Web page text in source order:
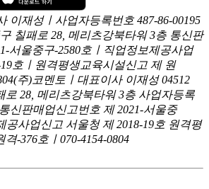
이재성ㅣ사업자등록번호 487-86-00195
칠패로 28, 메리츠강북타워 3층 통신판
서울중구-2580호ㅣ직업정보제공사업
호ㅣ원격평생교육시설신고 제 원
(주)코멘토ㅣ대표이사 이재성 04512
로 28, 메리츠강북타워 3층 사업자등록
신판매업신고번호 제 2021-서울중
공사업신고 서울청 제 2018-19호 원격평
-376호ㅣ070-4154-0804